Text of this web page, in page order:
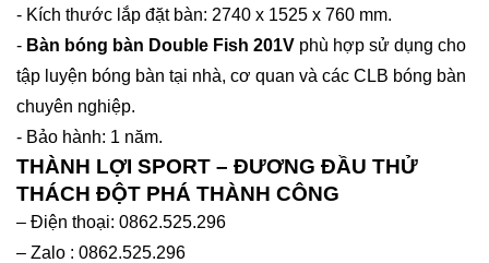
- Kích thước lắp đặt bàn: 2740 x 1525 x 760 mm.
- Bàn bóng bàn Double Fish 201V phù hợp sử dụng cho
tập luyện bóng bàn tại nhà, cơ quan và các CLB bóng bàn
chuyên nghiệp.
- Bảo hành: 1 năm.
THÀNH LỢI SPORT – ĐƯƠNG ĐẦU THỬ
THÁCH ĐỘT PHÁ THÀNH CÔNG
– Điện thoại: 0862.525.296
– Zalo : 0862.525.296